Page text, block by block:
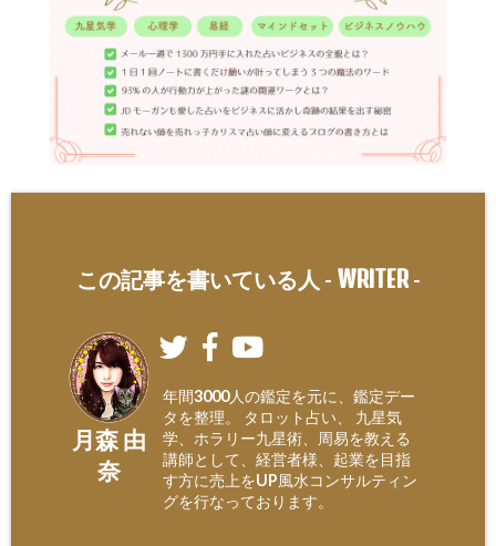
この記事を書いている人 - WRITER-
月森 由
奈
年間3000人の鑑定を元に、鑑定デー
タを整理。 タロット占い、 九星気
学、ホラリー九星術、周易を教える
講師として、経営者様、起業を目指
す方に売上をUP風水コンサルティン
グを行なっております。